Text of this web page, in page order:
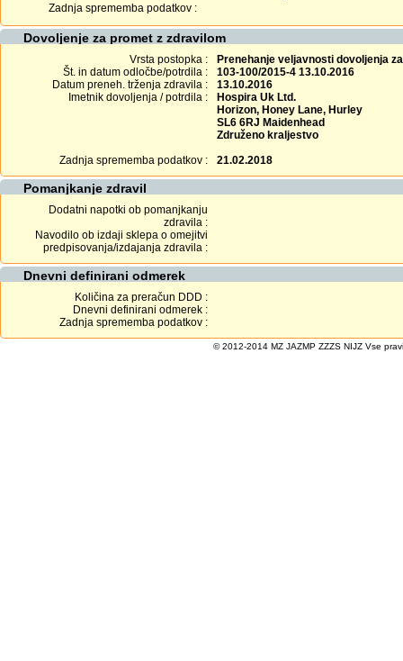
Zadnja sprememba podatkov :
Dovoljenje za promet z zdravilom
Vrsta postopka :
Prenehanje veljavnosti dovoljenja
Št. in datum odločbe/potrdila :
103-100/2015-4 13.10.2016
Datum preneh. trženja zdravila :
13.10.2016
Imetnik dovoljenja / potrdila :
Hospira Uk Ltd.
Horizon, Honey Lane, Hurley
SL6 6RJ Maidenhead
Združeno kraljestvo
Zadnja sprememba podatkov :
21.02.2018
Pomanjkanje zdravil
Dodatni napotki ob pomanjkanju
zdravila :
Navodilo ob izdaji sklepa o omejitvi
predpisovanja/izdajanja zdravila :
Dnevni definirani odmerek
Količina za preračun DDD :
Dnevni definirani odmerek :
Zadnja sprememba podatkov :
© 2012-2014 MZ JAZMP ZZZS NIJZ Vse